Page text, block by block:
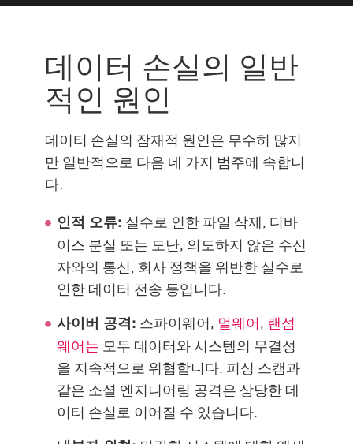
기존 DLP
고급 기술
DLP로 비즈니스 보호
데이터 손실의 일반
적인 원인
데이터 손실의 잠재적 원인은 무수히 많지
만 일반적으로 다음 네 가지 범주에 속합니
다:
인적 오류: 실수로 인한 파일 삭제, 디바
이스 분실 또는 도난, 의도하지 않은 수신
자와의 통신, 회사 정책을 위반한 실수로
인한 데이터 전송 등입니다.
사이버 공격: 스파이웨어, 멀웨어, 랜섬
웨어는 모두 데이터와 시스템의 무결성
을 지속적으로 위협합니다. 피싱 스캠과
같은 소셜 엔지니어링 공격은 상당한 데
이터 손실로 이어질 수 있습니다.